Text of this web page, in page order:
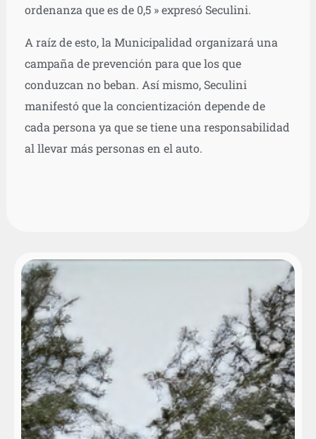
ordenanza que es de 0,5 » expresó Seculini.
A raíz de esto, la Municipalidad organizará una
campaña de prevención para que los que
conduzcan no beban. Así mismo, Seculini
manifestó que la concientización depende de
cada persona ya que se tiene una responsabilidad
al llevar más personas en el auto.